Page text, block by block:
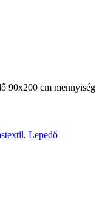
90x200 cm mennyiség
, Lepedő